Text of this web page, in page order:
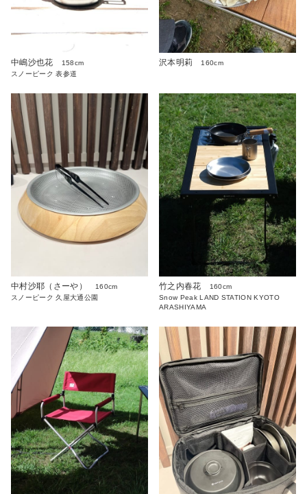
中嶋沙也花
158cm
スノーピーク 表参道
沢本明莉 160cm
中村沙耶（さーや）
160cm
スノーピーク 久屋大通公園
竹之内春花
160cm
Snow Peak LAND STATION KYOTO
ARASHIYAMA